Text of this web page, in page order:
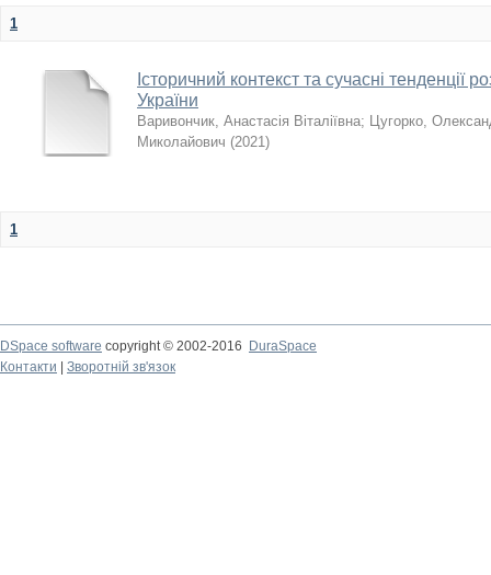
1
Історичний контекст та сучасні тенденції
України
Варивончик, Анастасія Віталіївна; Цугорко,
Миколайович (2021)
1
DSpace software copyright © 2002-2016
DuraSpace
Контакти
Зворотній зв'язок